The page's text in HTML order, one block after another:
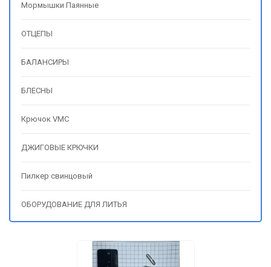
Мормышки Паянные
ОТЦЕПЫ
БАЛАНСИРЫ
БЛЕСНЫ
Крючок VMC
ДЖИГОВЫЕ КРЮЧКИ
Пилкер свинцовый
ОБОРУДОВАНИЕ ДЛЯ ЛИТЬЯ